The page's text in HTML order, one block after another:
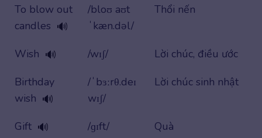
To blow out
candles 🔊
/bloʊ aʊt
ˈkæn.dəl/
Thổi nến
Wish 🔊 /wɪʃ/
Lời chúc, điều ước
Birthday
wish 🔊
/ˈbɜːrθ.deɪ
wɪʃ/
Lời chúc sinh nhật
Gift 🔊 /ɡɪft/
Quà